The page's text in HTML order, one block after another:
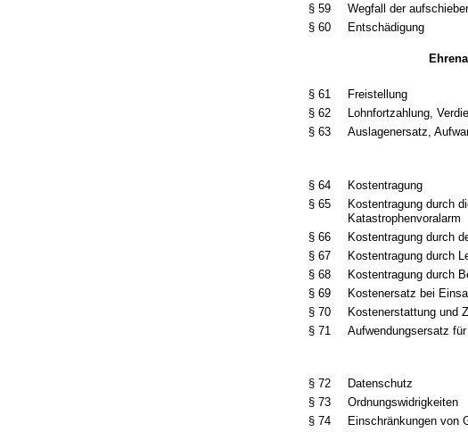
§ 59
Wegfall der
§ 60
Entschädigung
§ 61
Freistellung
§ 62
Lohnfortzahlung,
§ 63
Auslagenersatz,
§ 64
Kostentragung
§ 65
Kostentragung durch
Katastrophenvoralarm
§ 66
Kostentragung durch
§ 67
Kostentragung durch
§ 68
Kostentragung durch
§ 69
Kostenersatz bei
§ 70
Kostenerstattung und
§ 71
Aufwendungsersatz
§ 72
Datenschutz
§ 73
Ordnungswidrigkeiten
§ 74
Einschränkungen von